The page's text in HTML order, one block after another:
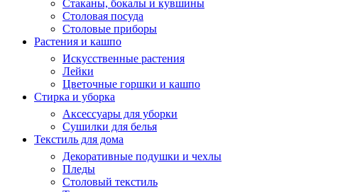
Стаканы, бокалы и кувшины
Столовая посуда
Столовые приборы
Растения и кашпо
Искусственные растения
Лейки
Цветочные горшки и кашпо
Стирка и уборка
Аксессуары для уборки
Сушилки для белья
Текстиль для дома
Декоративные подушки и чехлы
Пледы
Столовый текстиль